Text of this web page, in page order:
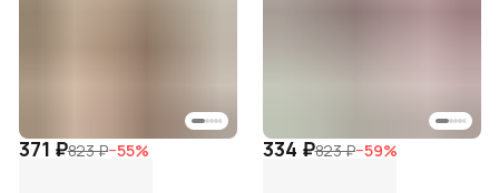
371 ₽823 ₽−55% 334 ₽823 ₽−59%